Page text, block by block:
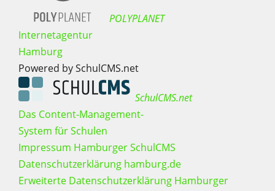
POLYPLANET
Internetagentur
Hamburg
Powered by SchulCMS.net
SchulCMS.net
Das Content-Management-
System für Schulen
Impressum Hamburger SchulCMS
Datenschutzerklärung hamburg.de
Erweiterte Datenschutzerklärung Hamburger